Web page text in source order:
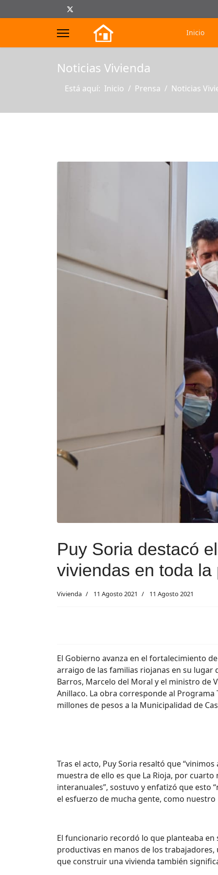
Inicio
Noticias Vivienda
Está aquí: Inicio Prensa Noticias
Puy Soria destacó
viviendas en toda la
Vivienda 11 Agosto 2021 11 Agosto 2021
El Gobierno avanza en el fortalecimiento
arraigo de las familias riojanas en su
Barros, Marcelo del Moral y el ministro de
Anillaco. La obra corresponde al
millones de pesos a la Municipalidad de
Tras el acto, Puy Soria resaltó que
muestra de ello es que La Rioja, por
interanuales”, sostuvo y enfatizó que esto
el esfuerzo de mucha gente, como
El funcionario recordó lo que planteaba
productivas en manos de los
que construir una vivienda también